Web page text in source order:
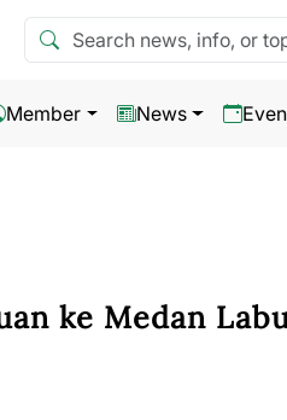
Search news
Member News
ke Medan